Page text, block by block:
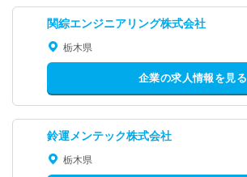
関綜エンジニアリング株式会社
栃木県
企業の求人情報を見る
鈴運メンテック株式会社
栃木県